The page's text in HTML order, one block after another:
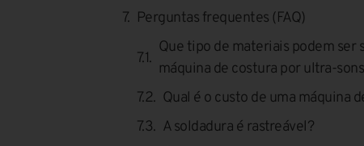
Perguntas frequentes (FAQ)
Que tipo de materiais podem ser
máquina de costura por ultra-
Qual é o custo de uma máquina
A soldadura é rastreável?